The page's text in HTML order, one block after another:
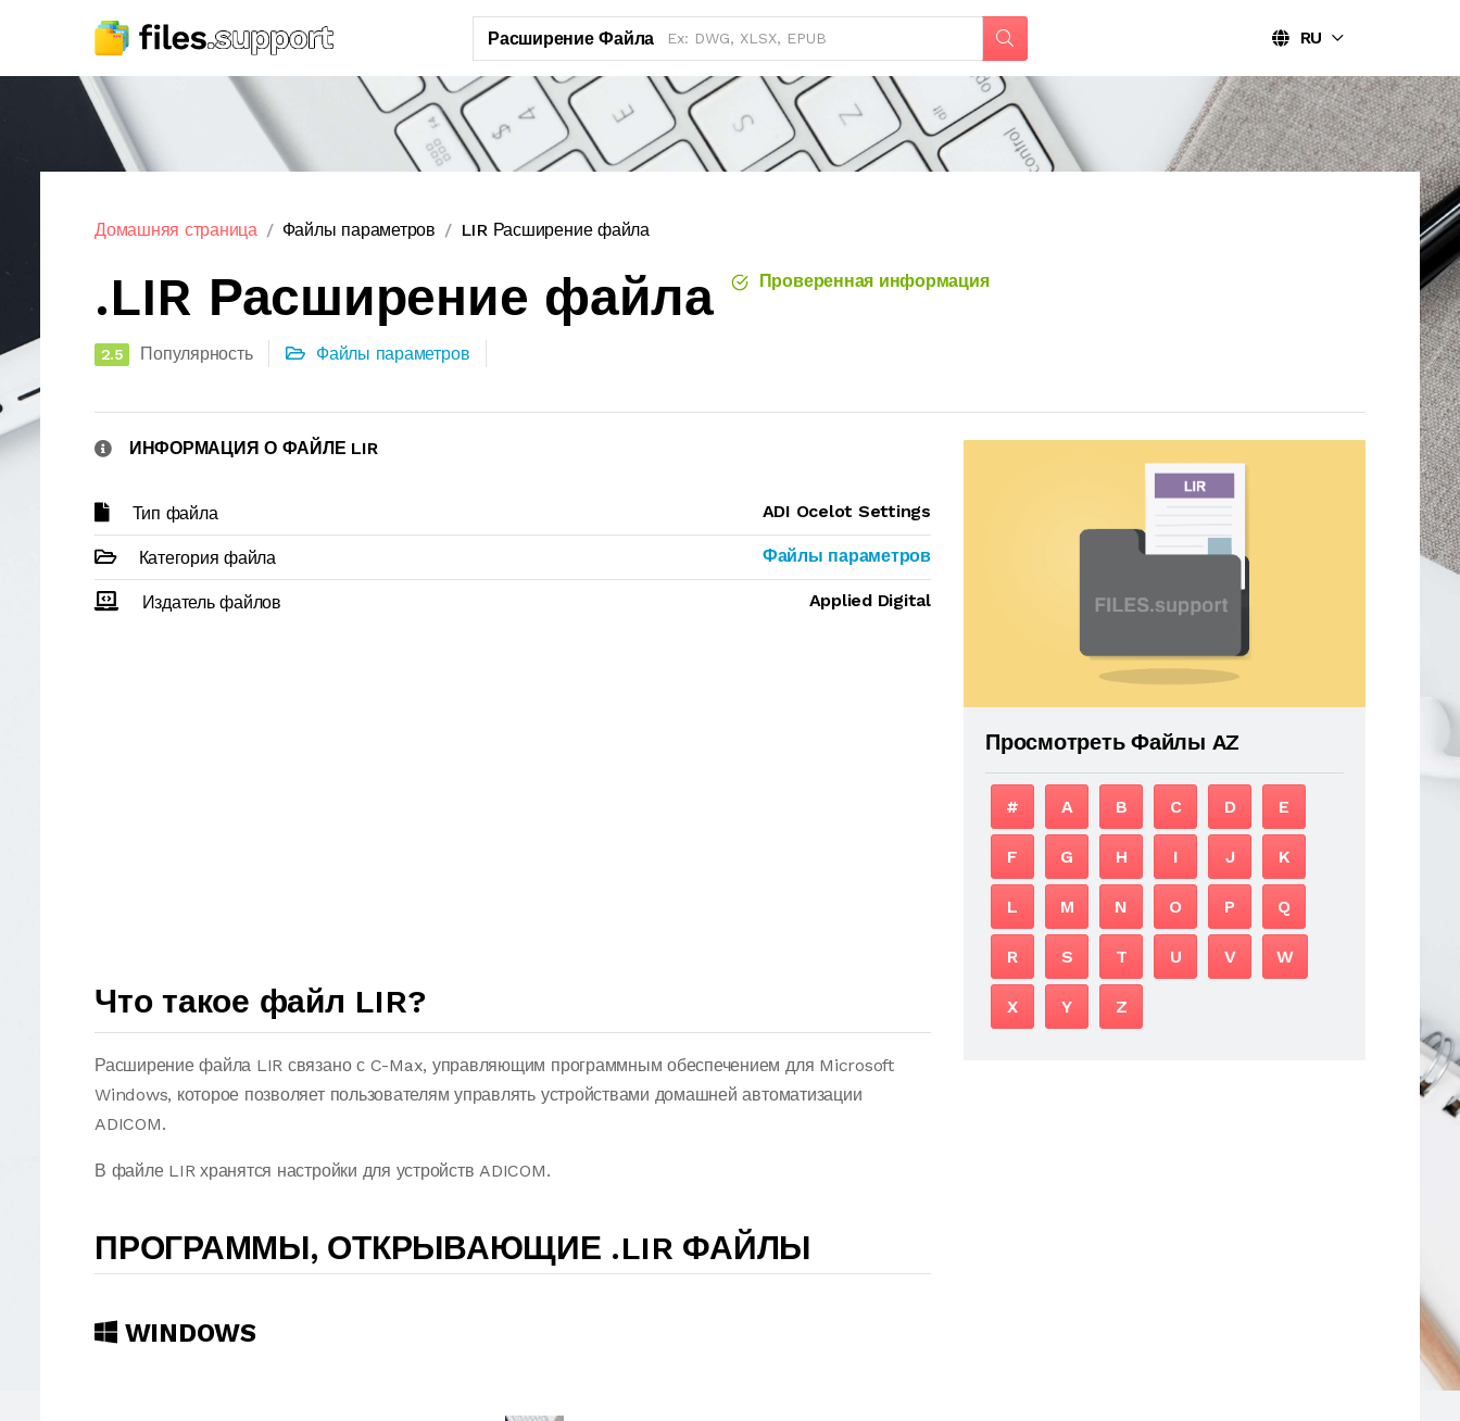
Расширение Файла RU
Домашняя страница Файлы параметров LIR Расширение файла
.LIR Расширение файла Проверенная информация
2.5 Популярность Файлы параметров
ИНФОРМАЦИЯ О ФАЙЛЕ LIR
Тип файла ADI Ocelot Settings
Категория файла Файлы параметров
Издатель файлов Applied Digital
Что такое файл LIR?
Расширение файла LIR связано с C-Max, управляющим программным обеспечением для Microsoft
Windows, которое позволяет пользователям управлять устройствами домашней автоматизации
ADICOM.
В файле LIR хранятся настройки для устройств ADICOM.
ПРОГРАММЫ, ОТКРЫВАЮЩИЕ .LIR ФАЙЛЫ
WINDOWS
Просмотреть Файлы AZ
# A B C D E
F G H I J K
L M N O P Q
R S T U V W
X Y Z